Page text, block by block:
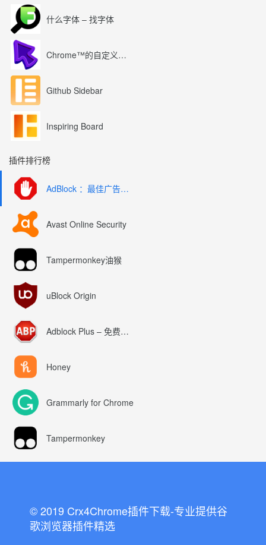
什么字体 – 找字体
Chrome™的自定义光标
Github Sidebar
Inspiring Board
插件排行榜
AdBlock ：最佳广告拦截工具
Avast Online Security
Tampermonkey油猴
uBlock Origin
Adblock Plus – 免费的广告拦截器
Honey
Grammarly for Chrome
Tampermonkey
© 2019 Crx4Chrome插件下载-专业提供谷
歌浏览器插件精选